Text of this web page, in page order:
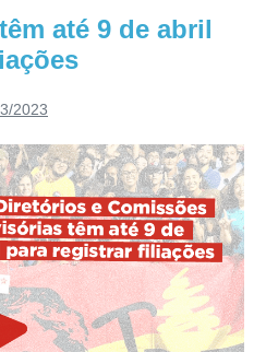
até 9 de abril
2023